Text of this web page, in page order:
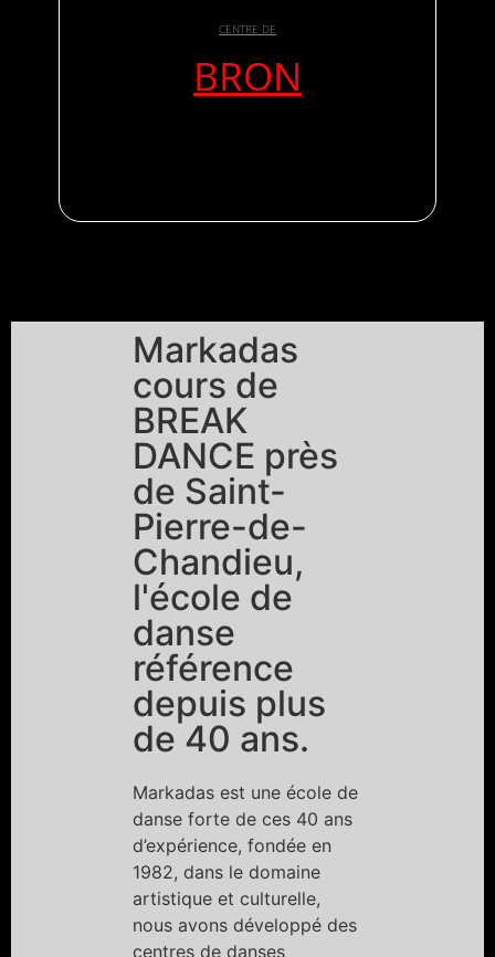
CENTRE DE
BRON
Markadas
cours de
BREAK
DANCE près
de Saint-
Pierre-de-
Chandieu,
l'école de
danse
référence
depuis plus
de 40 ans.
Markadas est une école de
danse forte de ces 40 ans
d’expérience, fondée en
1982, dans le domaine
artistique et culturelle,
nous avons développé des
centres de danses